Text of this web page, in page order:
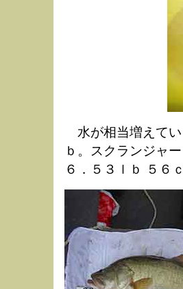
水が相当増えてい
ｂ。スクランジャ
６．５３ｌｂ ５６